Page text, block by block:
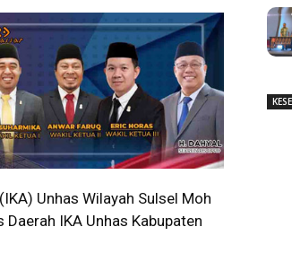
Unhas Wilayah Sulsel Moh
IKA Unhas Kabupaten